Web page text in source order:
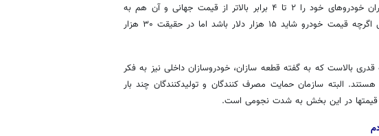
آنطور که فعالان بازار خودرو می‌گویند، مونتاژکاران خودروهای خود را ۲ تا ۴ برابر بالاتر از قیمت جهانی و آن هم به
صورت ۴ تا ۵ ماهه می‌فروشند؛ به عنوان مثال اگرچه قیمت خودرو شاید ۱۵ هزار دلار باشد اما در حقیقت ۳۰ هزار
بالاست که به گفته قطعه سازان، خودروسازان داخلی نیز به فکر
هستند. البته سازمان حمایت مصرف کنندگان و تولیدکنندگان چند بار
قیمتها در این بخش به شدت نجومی است.